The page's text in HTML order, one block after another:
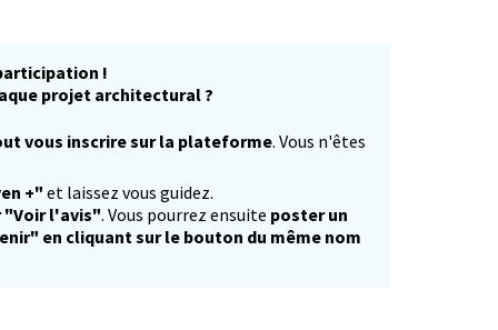
!
projet architectural ?
vous inscrire sur la plateforme. Vous n'êtes
+" et laissez vous guidez.
"Voir l'avis". Vous pourrez ensuite poster un
en cliquant sur le bouton du même nom